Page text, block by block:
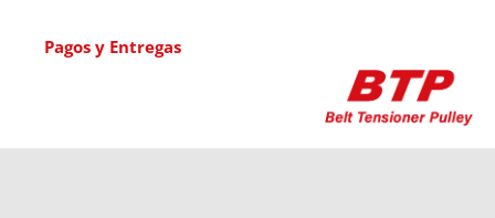
Pagos y Entregas